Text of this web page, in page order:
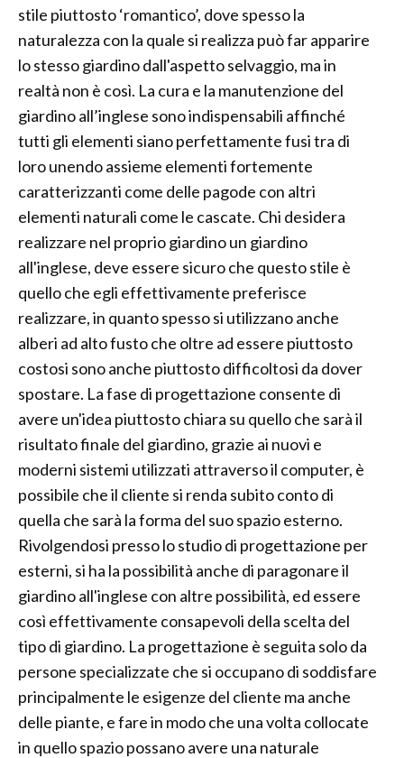
stile piuttosto ‘romantico’, dove spesso la
naturalezza con la quale si realizza può far apparire
lo stesso giardino dall'aspetto selvaggio, ma in
realtà non è così. La cura e la manutenzione del
giardino all’inglese sono indispensabili affinché
tutti gli elementi siano perfettamente fusi tra di
loro unendo assieme elementi fortemente
caratterizzanti come delle pagode con altri
elementi naturali come le cascate. Chi desidera
realizzare nel proprio giardino un giardino
all'inglese, deve essere sicuro che questo stile è
quello che egli effettivamente preferisce
realizzare, in quanto spesso si utilizzano anche
alberi ad alto fusto che oltre ad essere piuttosto
costosi sono anche piuttosto difficoltosi da dover
spostare. La fase di progettazione consente di
avere un'idea piuttosto chiara su quello che sarà il
risultato finale del giardino, grazie ai nuovi e
moderni sistemi utilizzati attraverso il computer, è
possibile che il cliente si renda subito conto di
quella che sarà la forma del suo spazio esterno.
Rivolgendosi presso lo studio di progettazione per
esterni, si ha la possibilità anche di paragonare il
giardino all'inglese con altre possibilità, ed essere
così effettivamente consapevoli della scelta del
tipo di giardino. La progettazione è seguita solo da
persone specializzate che si occupano di soddisfare
principalmente le esigenze del cliente ma anche
delle piante, e fare in modo che una volta collocate
in quello spazio possano avere una naturale